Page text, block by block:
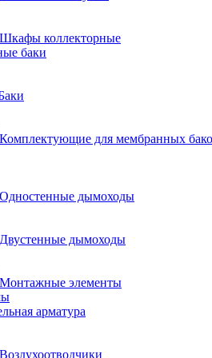
Шкафы коллекторные
баки
Комплектующие для мембранных
Одностенные дымоходы
Двустенные дымоходы
Монтажные элементы
арматура
Воздухоотводчики